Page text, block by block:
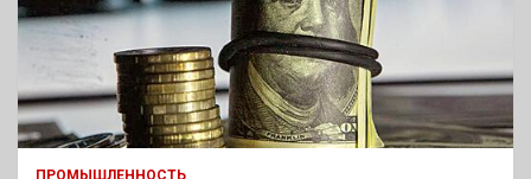
ПРОМЫШЛЕННОСТЬ